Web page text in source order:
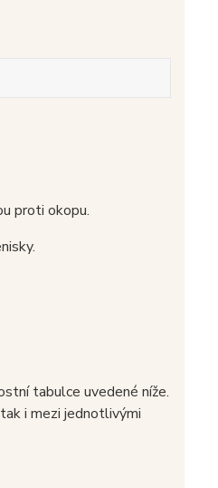
proti okopu.
tabulce uvedené níže.
i mezi jednotlivými